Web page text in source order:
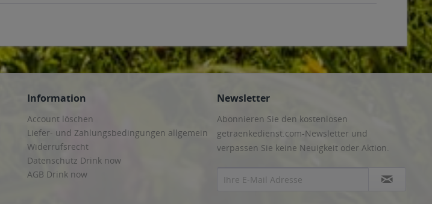
Information
Account löschen
Liefer- und Zahlungsbedingungen allgemein
Widerrufsrecht
Datenschutz Drink now
AGB Drink now
Newsletter
Abonnieren Sie den kostenlosen
getraenkedienst.com-Newsletter und
verpassen Sie keine Neuigkeit oder Aktion.